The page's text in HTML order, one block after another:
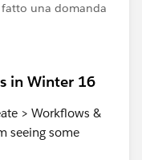
fatto una domanda
in Winter 16
> Workflows &
seeing some